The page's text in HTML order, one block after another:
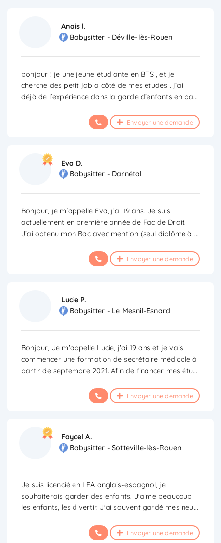
Anais l.
Babysitter - Déville-lès-Rouen
bonjour ! je une jeune étudiante en BTS , et je
cherche des petit job a côté de mes études . j’ai
déjà de l’expérience dans la garde d’enfants en ba...
Envoyer une demande
Eva D.
Babysitter - Darnétal
Bonjour, je m’appelle Eva, j’ai 19 ans. Je suis
actuellement en première année de Fac de Droit.
J’ai obtenu mon Bac avec mention (seul diplôme à ...
Envoyer une demande
Lucie P.
Babysitter - Le Mesnil-Esnard
Bonjour, Je m'appelle Lucie, j'ai 19 ans et je vais
commencer une formation de secrétaire médicale à
partir de septembre 2021. Afin de financer mes étu...
Envoyer une demande
Faycel A.
Babysitter - Sotteville-lès-Rouen
Je suis licencié en LEA anglais-espagnol, je
souhaiterais garder des enfants. J'aime beaucoup
les enfants, les divertir. J'ai souvent gardé mes neu...
Envoyer une demande